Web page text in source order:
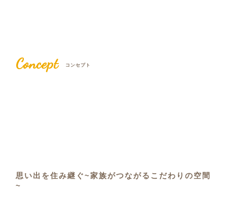
Concept コンセプト
思い出を住み継ぐ~家族がつながるこだわりの空間
~